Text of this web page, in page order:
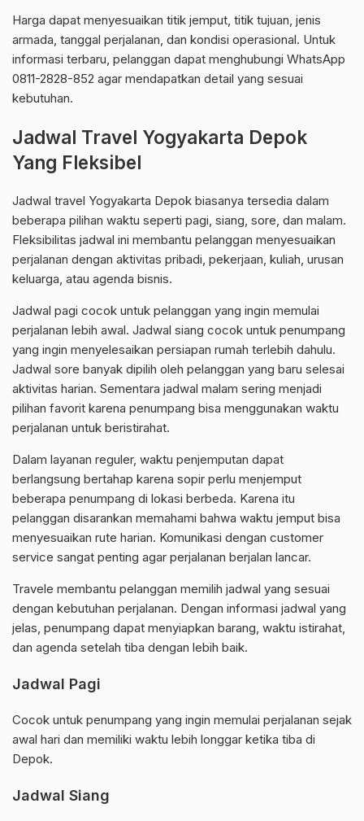
Harga dapat menyesuaikan titik jemput, titik tujuan, jenis
armada, tanggal perjalanan, dan kondisi operasional. Untuk
informasi terbaru, pelanggan dapat menghubungi WhatsApp
0811-2828-852 agar mendapatkan detail yang sesuai
kebutuhan.
Jadwal Travel Yogyakarta Depok
Yang Fleksibel
Jadwal travel Yogyakarta Depok biasanya tersedia dalam
beberapa pilihan waktu seperti pagi, siang, sore, dan malam.
Fleksibilitas jadwal ini membantu pelanggan menyesuaikan
perjalanan dengan aktivitas pribadi, pekerjaan, kuliah, urusan
keluarga, atau agenda bisnis.
Jadwal pagi cocok untuk pelanggan yang ingin memulai
perjalanan lebih awal. Jadwal siang cocok untuk penumpang
yang ingin menyelesaikan persiapan rumah terlebih dahulu.
Jadwal sore banyak dipilih oleh pelanggan yang baru selesai
aktivitas harian. Sementara jadwal malam sering menjadi
pilihan favorit karena penumpang bisa menggunakan waktu
perjalanan untuk beristirahat.
Dalam layanan reguler, waktu penjemputan dapat
berlangsung bertahap karena sopir perlu menjemput
beberapa penumpang di lokasi berbeda. Karena itu
pelanggan disarankan memahami bahwa waktu jemput bisa
menyesuaikan rute harian. Komunikasi dengan customer
service sangat penting agar perjalanan berjalan lancar.
Travele membantu pelanggan memilih jadwal yang sesuai
dengan kebutuhan perjalanan. Dengan informasi jadwal yang
jelas, penumpang dapat menyiapkan barang, waktu istirahat,
dan agenda setelah tiba dengan lebih baik.
Jadwal Pagi
Cocok untuk penumpang yang ingin memulai perjalanan sejak
awal hari dan memiliki waktu lebih longgar ketika tiba di
Depok.
Jadwal Siang